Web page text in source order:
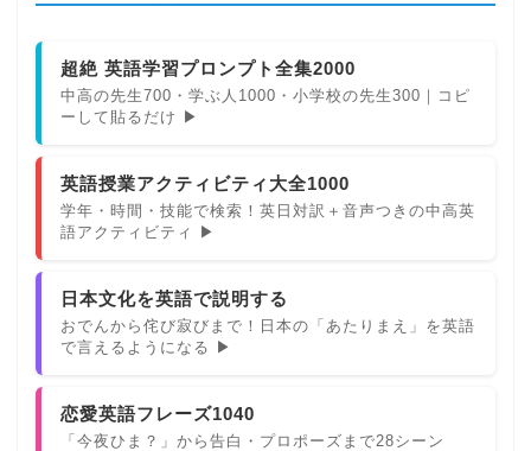
超絶 英語学習プロンプト全集2000
中高の先生700・学ぶ人1000・小学校の先生300｜コピ
ーして貼るだけ ▶
英語授業アクティビティ大全1000
学年・時間・技能で検索！英日対訳＋音声つきの中高英
語アクティビティ ▶
日本文化を英語で説明する
おでんから侘び寂びまで！日本の「あたりまえ」を英語
で言えるようになる ▶
恋愛英語フレーズ1040
「今夜ひま？」から告白・プロポーズまで28シーン